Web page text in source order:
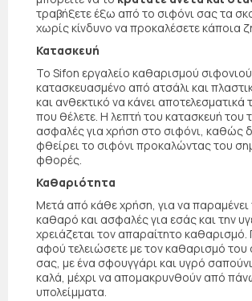
τραβήξετε έξω από το σιφόνι σας τα
χωρίς κίνδυνο να προκαλέσετε κάποια
Κατασκευή
Το Sifon εργαλείο καθαρισμού σιφονιού
κατασκευασμένο από ατσάλι και
και ανθεκτικό να κάνει αποτελεσματικά
που θέλετε. Η λεπτή του κατασκευή του
ασφαλές για χρήση στο σιφόνι, καθώς
φθείρει το σιφόνι προκαλώντας του
φθορές.
Καθαριότητα
Μετά από κάθε χρήση, για να παραμένει
καθαρό και ασφαλές για εσάς και την
χρειάζεται τον απαραίτητο καθαρισμό.
αφού τελειώσετε με τον καθαρισμό του
σας, με ένα σφουγγάρι και υγρό
καλά, μέχρι να απομακρυνθούν από
υπολείμματα.